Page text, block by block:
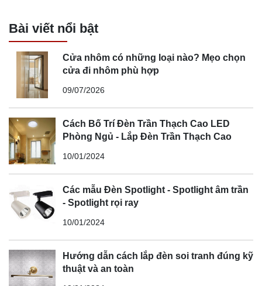
Bài viết nổi bật
Cửa nhôm có những loại nào? Mẹo chọn
cửa đi nhôm phù hợp
09/07/2026
Cách Bố Trí Đèn Trần Thạch Cao LED
Phòng Ngủ - Lắp Đèn Trần Thạch Cao
10/01/2024
Các mẫu Đèn Spotlight - Spotlight âm trần
- Spotlight rọi ray
10/01/2024
Hướng dẫn cách lắp đèn soi tranh đúng kỹ
thuật và an toàn